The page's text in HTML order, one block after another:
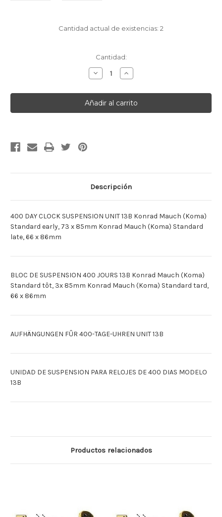
Cantidad actual de existencias: 2
Cantidad:
Disminuir
la
de
[English]400
DAY
UNIT
13B
[Espagnol]UNIDAD
Aumentar
la
de
[English]400
DAY
UNIT
13B
[Espagnol]UNIDAD
Descripción
400 DAY CLOCK SUSPENSION UNIT 13B Konrad Mauch (Koma)
Standard early, 73 x 85mm Konrad Mauch (Koma) Standard
late, 66 x 86mm
BLOC DE SUSPENSION 400 JOURS 13B Konrad Mauch (Koma)
Standard tôt, 3x 85mm Konrad Mauch (Koma) Standard tard,
66 x 86mm
AUFHÄNGUNGEN FÛR 400-TAGE-UHREN UNIT 13B
UNIDAD DE SUSPENSION PARA RELOJES DE 400 DIAS MODELO
13B
Productos relacionados